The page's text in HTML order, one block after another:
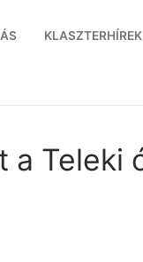
KLASZTERHÍREK
a Teleki